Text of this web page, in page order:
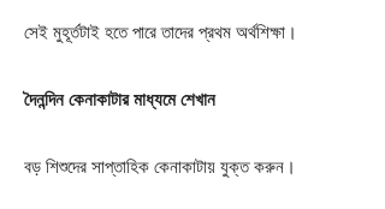
সেই মুহূর্তটাই হতে পারে তাদের প্রথম অর্থশিক্ষা।
দৈনন্দিন কেনাকাটার মাধ্যমে শেখান
বড় শিশুদের সাপ্তাহিক কেনাকাটায় যুক্ত করুন।